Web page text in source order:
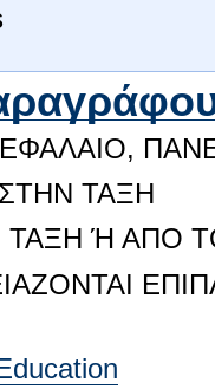
ΣΤΗΝ ΤΑΞΗ
ΤΑΞΗ Ή ΑΠΟ